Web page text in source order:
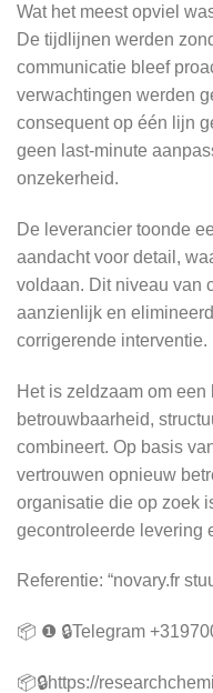
Wat het meest opviel
De tijdlijnen werden
communicatie bleef
verwachtingen werden
consequent op één lijn
geen last-minute
onzekerheid.
De leverancier toonde
aandacht voor detail,
voldaan. Dit niveau van
aanzienlijk en
corrigerende interventie.
Het is zeldzaam om
betrouwbaarheid,
combineert. Op basis
vertrouwen opnieuw
organisatie die op zoek
gecontroleerde levering
Referentie: “novary.fr
📦 ❶ 🔒Telegram
📦🔒https://